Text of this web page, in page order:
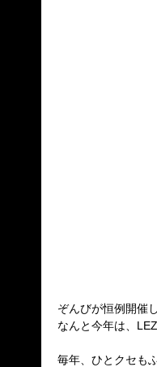
ぞんびが恒例開催
なんと今年は、
毎年、ひとクセも